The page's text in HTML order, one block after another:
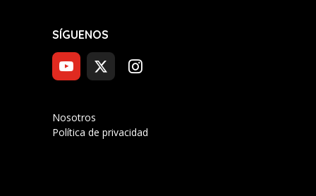
SÍGUENOS
Nosotros
Política de privacidad